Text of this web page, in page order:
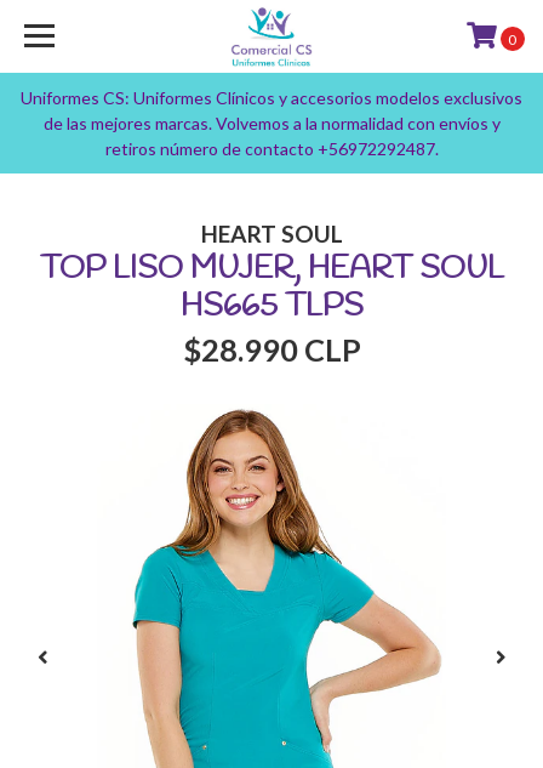
Uniformes CS: Uniformes Clínicos y accesorios modelos exclusivos
de las mejores marcas. Volvemos a la normalidad con envíos y
retiros número de contacto +56972292487.
0
HEART SOUL
TOP LISO MUJER, HEART SOUL
HS665 TLPS
$28.990 CLP